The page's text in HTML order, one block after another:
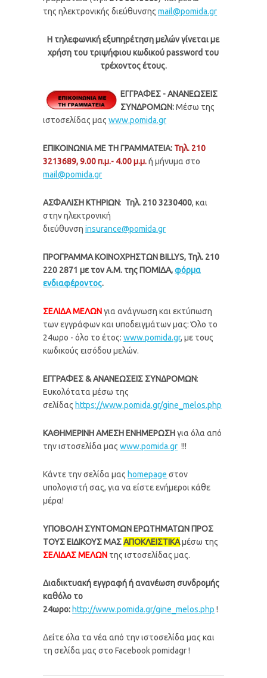
της ηλεκτρονικής διεύθυνσηςmail@pomida.gr
Η τηλεφωνική εξυπηρέτηση μελών γίνεται με
χρήση του τριψήφιου κωδικού password του
τρέχοντος έτους.
ΕΓΓΡΑΦΕΣ - ΑΝΑΝΕΩΣΕΙΣ
ΣΥΝΔΡΟΜΩΝ:Μέσω της
ιστοσελίδας μαςwww.pomida.gr
ΕΠΙΚΟΙΝΩΝΙΑ ΜΕ ΤΗ ΓΡΑΜΜΑΤΕΙΑ: Τηλ. 210
3213689, 9.00 π.μ.- 4.00 μ.μ.ή μήνυμα στο
mail@pomida.gr
ΑΣΦΑΛΙΣΗ ΚΤΗΡΙΩΝ: Τηλ. 210 3230400, και
στην ηλεκτρονική
διεύθυνσηinsurance@pomida.gr
ΠΡΟΓΡΑΜΜΑ ΚΟΙΝΟΧΡΗΣΤΩΝ BILLYS, Τηλ. 210
220 2871 με τον Α.Μ. της ΠΟΜΙΔΑ,φόρμα
ενδιαφέροντος.
ΣΕΛΙΔΑ ΜΕΛΩΝγια ανάγνωση και εκτύπωση
των εγγράφων και υποδειγμάτων μας: Όλο το
24ωρο - όλο το έτος:www.pomida.gr, με τους
κωδικούς εισόδου μελών.
ΕΓΓΡΑΦΕΣ & ΑΝΑΝΕΩΣΕΙΣ ΣΥΝΔΡΟΜΩΝ:
Ευκολότατα μέσω της
σελίδας https://www.pomida.gr/gine_melos.php
ΚΑΘΗΜΕΡΙΝΗ ΑΜΕΣΗ ΕΝΗΜΕΡΩΣΗγια όλα από
την ιστοσελίδα μαςwww.pomida.gr !!!
Kάντε την σελίδα μας homepage στον
υπολογιστή σας, για να είστε ενήμεροι κάθε
μέρα!
ΥΠΟΒΟΛΗ ΣΥΝΤΟΜΩΝ ΕΡΩΤΗΜΑΤΩΝ ΠΡΟΣ
ΤΟΥΣ ΕΙΔΙΚΟΥΣ ΜΑΣΑΠΟΚΛΕΙΣΤΙΚΑμέσω της
ΣΕΛΙΔΑΣ ΜΕΛΩΝ της ιστοσελίδας μας.
Διαδικτυακή εγγραφή ή ανανέωση συνδρομής
καθόλο το
24ωρο: http://www.pomida.gr/gine_melos.php !
Δείτε όλα τα νέα από την ιστοσελίδα μας και
τη σελίδα μας στο Facebook pomidagr !